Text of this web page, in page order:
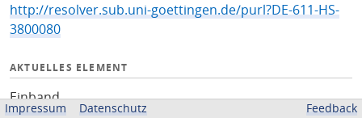
http://resolver.sub.uni-goettingen.de/purl?DE-611-HS-
3800080
AKTUELLES ELEMENT
Einband
Impressum Datenschutz Feedback